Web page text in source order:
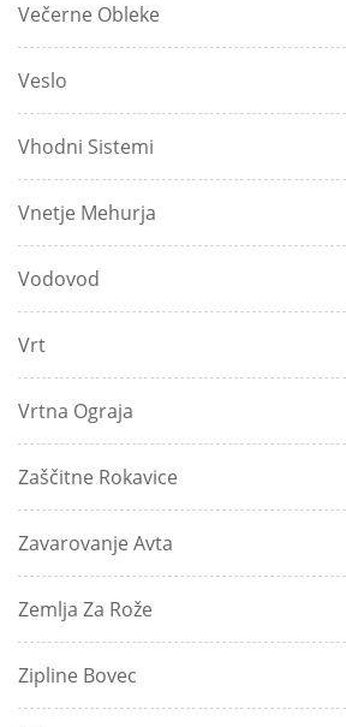
Večerne Obleke
Veslo
Vhodni Sistemi
Vnetje Mehurja
Vodovod
Vrt
Vrtna Ograja
Zaščitne Rokavice
Zavarovanje Avta
Zemlja Za Rože
Zipline Bovec